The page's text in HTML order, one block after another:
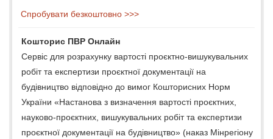
Спробувати безкоштовно >>>
Кошторис ПВР Онлайн
Сервіс для розрахунку вартості проєктно-вишукувальних
робіт та експертизи проєктної документації на
будівництво відповідно до вимог Кошторисних Норм
України «Настанова з визначення вартості проєктних,
науково-проєктних, вишукувальних робіт та експертизи
проєктної документації на будівництво» (наказ Мінрегіону